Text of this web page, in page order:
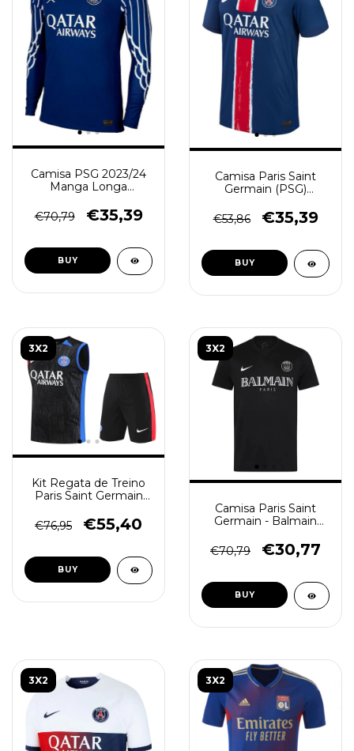
Camisa PSG 2023/24
Manga Longa
(cópia)
€70,79 €35,39
BUY
Camisa Paris Saint
Germain (PSG)
Masculino - Azul
€53,86 €35,39
BUY
3X2
Kit Regata de Treino
Paris Saint Germain
Masculino - Preto
€76,95 €55,40
BUY
3X2
Camisa Paris Saint
Germain - Balmain
€70,79
€30,77
BUY
3X2 3X2